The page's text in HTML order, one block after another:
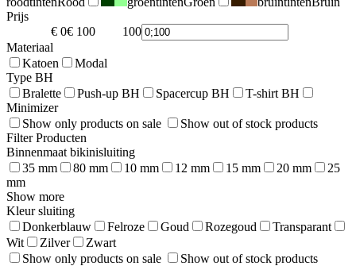
Prijs
€ 0€ 100 0
100
Materiaal
Katoen
Modal
Type BH
Bralette
Push-up BH Spacercup BH
T-shirt BH
Minimizer
Show only products on sale
Show out of stock products
Filter Producten
Binnenmaat bikinisluiting
35 mm
80 mm 10 mm 12 mm 15 mm 20 mm
25
mm
Show more
Kleur sluiting
Donkerblauw
Felroze Goud Rozegoud
Transparant
Wit
Zilver
Zwart
Show only products on sale
Show out of stock products